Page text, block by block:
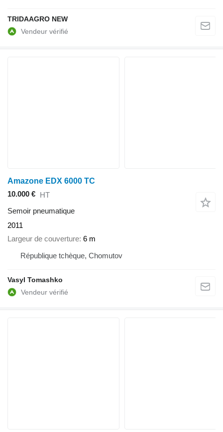
TRIDAAGRO NEW
Amazone EDX 6000 TC
10.000 € HT
Semoir pneumatique
2011
Largeur de couverture 6 m
République tchèque, Chomutov
Vasyl Tomashko